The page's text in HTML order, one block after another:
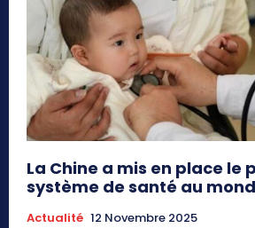
La Chine a mis en place le
système de santé au
Actualité 12 Novembre 2025